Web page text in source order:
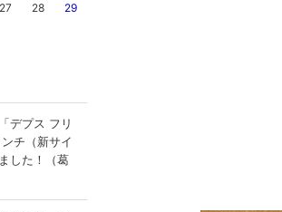
27 28
29
デプス フリ
チ（新サイ
した！（葛